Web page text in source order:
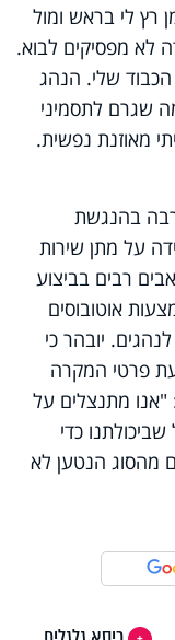
רץ לי בראש ומול
לא מפסיקים לבוא.
שלי. הנהג
שגרם לתסמיני
מאוזנת נפשית.
בהנגשת
על מתן שירות
רבים בביצוע
אוטובוסים
יובהר כי
פרטי המקרה
מתנצלים על
כדי
מהסוג הנטען לא